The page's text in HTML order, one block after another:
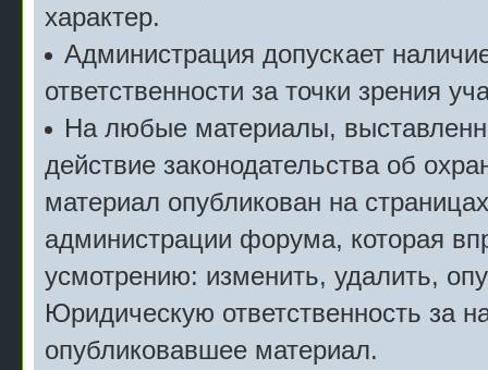
характер.
Администрация допускает
ответственности за точки зрения
На любые материалы,
действие законодательства об
материал опубликован на
администрации форума, которая
усмотрению: изменить, удалить,
Юридическую ответственность за
опубликовавшее материал.